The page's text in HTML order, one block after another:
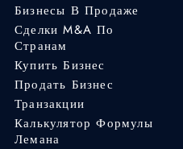
Бизнесы В Продаже
Сделки M&A По
Странам
Купить Бизнес
Продать Бизнес
Транзакции
Калькулятор Формулы
Лемана